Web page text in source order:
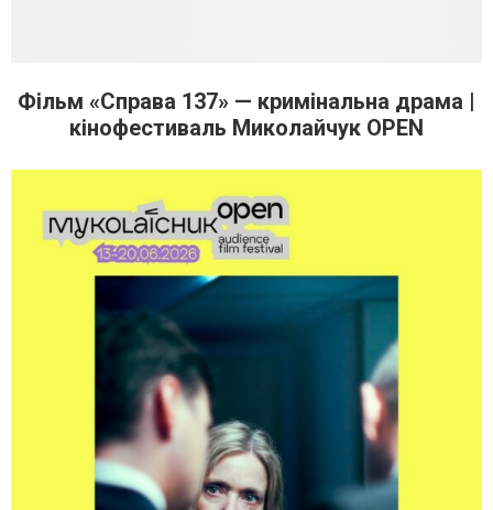
Фільм «Справа 137» — кримінальна драма |
кінофестиваль Миколайчук OPEN